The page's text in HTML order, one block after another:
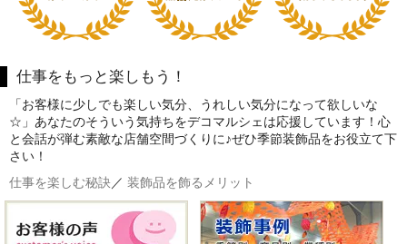
仕事をもっと楽しもう！
「お客様に少しでも楽しい気分、うれしい気分になって欲しいな
☆」あなたのそういう気持ちをデコマルシェは応援しています！心
と会話が弾む素敵な店舗空間づくりに♪ぜひ季節装飾品をお役立て下
さい！
仕事を楽しむ秘訣／ 装飾品を飾るメリット